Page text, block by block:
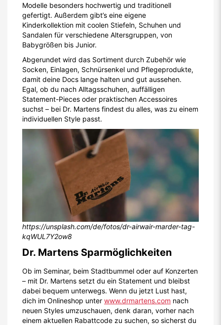
Modelle besonders hochwertig und traditionell
gefertigt. Außerdem gibt’s eine eigene
Kinderkollektion mit coolen Stiefeln, Schuhen und
Sandalen für verschiedene Altersgruppen, von
Babygrößen bis Junior.
Abgerundet wird das Sortiment durch Zubehör wie
Socken, Einlagen, Schnürsenkel und Pflegeprodukte,
damit deine Docs lange halten und gut aussehen.
Egal, ob du nach Alltagsschuhen, auffälligen
Statement-Pieces oder praktischen Accessoires
suchst – bei Dr. Martens findest du alles, was zu einem
individuellen Style passt.
https://unsplash.com/de/fotos/dr-airwair-marder-tag-
kqWUL7Y2ow8
Dr. Martens Sparmöglichkeiten
Ob im Seminar, beim Stadtbummel oder auf Konzerten
– mit Dr. Martens setzt du ein Statement und bleibst
dabei bequem unterwegs. Wenn du jetzt Lust hast,
dich im Onlineshop unter www.drmartens.com nach
neuen Styles umzuschauen, denk daran, vorher nach
einem aktuellen Rabattcode zu suchen, so sicherst du